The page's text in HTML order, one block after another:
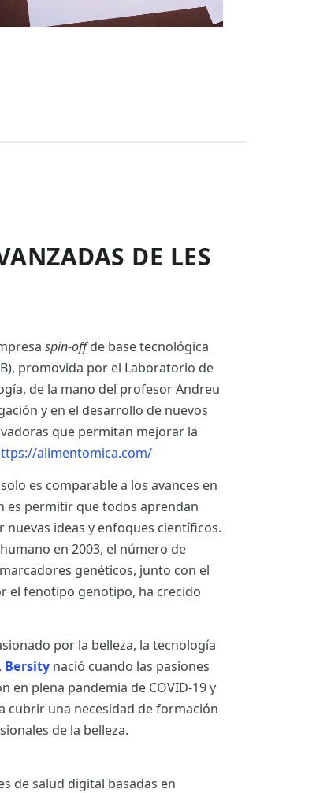
DE LES
spin-offde base tecnológica
promovida por el Laboratorio de
de la mano del profesor Andreu
y en el desarrollo de nuevos
que permitan mejorar la
alimentomica.com/
es comparable a los avances en
es permitir que todos aprendan
ideas y enfoques científicos.
en 2003, el número de
genéticos, junto con el
el fenotipo genotipo, ha crecido
por la belleza, la tecnología
Bersity nació cuando las pasiones
en plena pandemia de COVID-19 y
cubrir una necesidad de formación
de la belleza.
de salud digital basadas en